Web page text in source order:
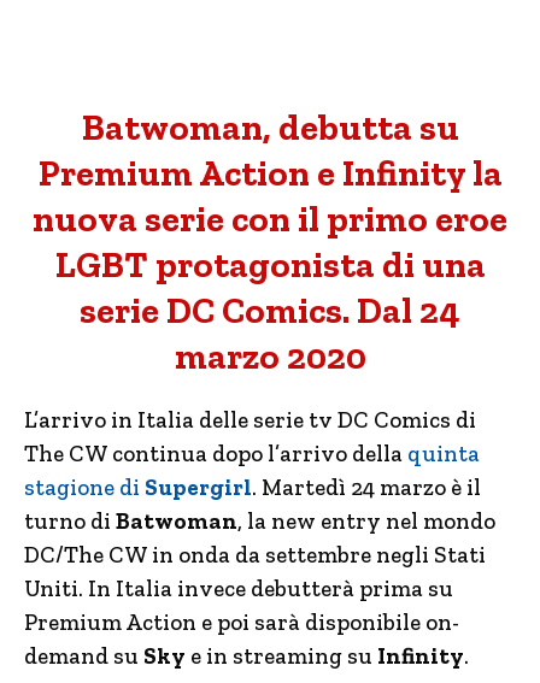
Batwoman, debutta su
Premium Action e Infinity la
nuova serie con il primo eroe
LGBT protagonista di una
serie DC Comics. Dal 24
marzo 2020
L’arrivo in Italia delle serie tv DC Comics di
The CW continua dopo l’arrivo della quinta
stagione di Supergirl. Martedì 24 marzo è il
turno di Batwoman, la new entry nel mondo
DC/The CW in onda da settembre negli Stati
Uniti. In Italia invece debutterà prima su
Premium Action e poi sarà disponibile on-
demand su Sky e in streaming su Infinity.